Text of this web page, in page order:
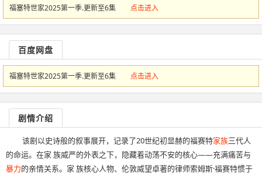
福塞特世家2025第一季.更新至6集 点击进入
百度网盘
福塞特世家2025第一季.更新至6集 点击进入
剧情介绍
该剧以史诗般的叙事展开，记录了20世纪初显赫的福赛特家族三代人
的命运。在家 族威严的外表之下，隐藏着动荡不安的核心——充满痛苦与
暴力的亲情关系。家 族核心人物、伦敦威望卓著的律师索姆斯·福赛特惯于